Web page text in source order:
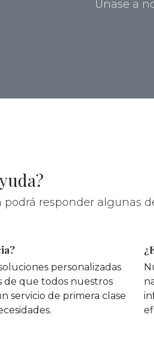
Únase a
podrá responder algunas
personalizadas
de que todos nuestros
servicio de primera clase